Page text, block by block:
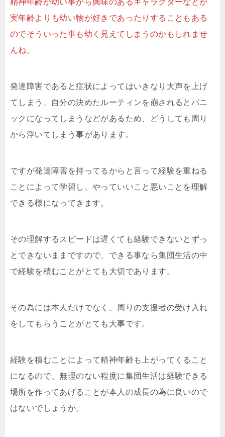
精神年齢が幼い事から興味のあるキャラクターなどが
実年齢よりも幼い物が好きであったりすることもある
のでそういった事も幼く見えてしまうのかもしれませ
んね。
発達障害であると症状によってはいきなり大声を上げ
てしまう、自分の決めたルーティンを崩されるとパニ
ックになってしまうなどがあるため、どうしても周り
から浮いてしまう事があります。
ですが発達障害を持ってるからと言って経験を重ねる
ことによって学習し、やっていいこと悪いことを理解
できる様になってきます。
その理解するスピードは遅くても経験できないとずっ
とできないままですので、できる事なら集団生活の中
で経験を積むことがとても大切であります。
その為には本人だけでなく、周りの支援者の受け入れ
をしてもらうことがとても大事です。
経験を積むことによって精神年齢も上がってくること
になるので、無理のない程度に集団生活は経験できる
場所を作ってあげることが本人の成長の為に良いので
はないでしょうか。